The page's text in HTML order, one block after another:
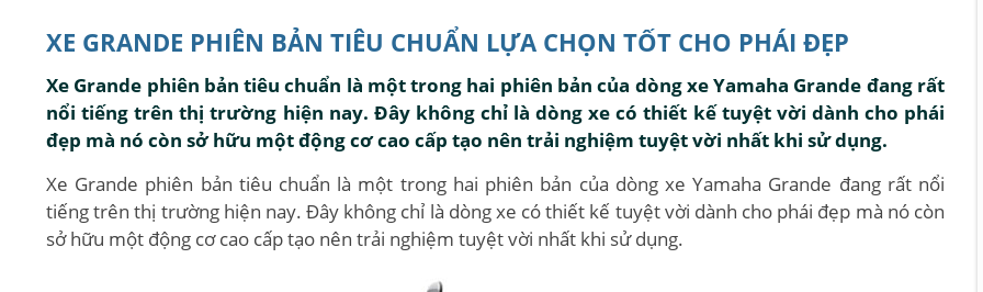
XE GRANDE PHIÊN BẢN TIÊU CHUẨN LỰA CHỌN TỐT CHO PHÁI ĐẸP
Xe Grande phiên bản tiêu chuẩn là một trong hai phiên bản của dòng xe Yamaha Grande đang rất
nổi tiếng trên thị trường hiện nay. Đây không chỉ là dòng xe có thiết kế tuyệt vời dành cho phái
đẹp mà nó còn sở hữu một động cơ cao cấp tạo nên trải nghiệm tuyệt vời nhất khi sử dụng.
Xe Grande phiên bản tiêu chuẩn là một trong hai phiên bản của dòng xe Yamaha Grande đang rất nổi
tiếng trên thị trường hiện nay. Đây không chỉ là dòng xe có thiết kế tuyệt vời dành cho phái đẹp mà nó còn
sở hữu một động cơ cao cấp tạo nên trải nghiệm tuyệt vời nhất khi sử dụng.